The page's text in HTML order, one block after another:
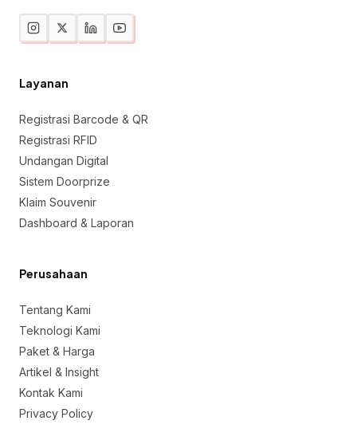
Layanan
Registrasi Barcode & QR
Registrasi RFID
Undangan Digital
Sistem Doorprize
Klaim Souvenir
Dashboard & Laporan
Perusahaan
Tentang Kami
Teknologi Kami
Paket & Harga
Artikel & Insight
Kontak Kami
Privacy Policy